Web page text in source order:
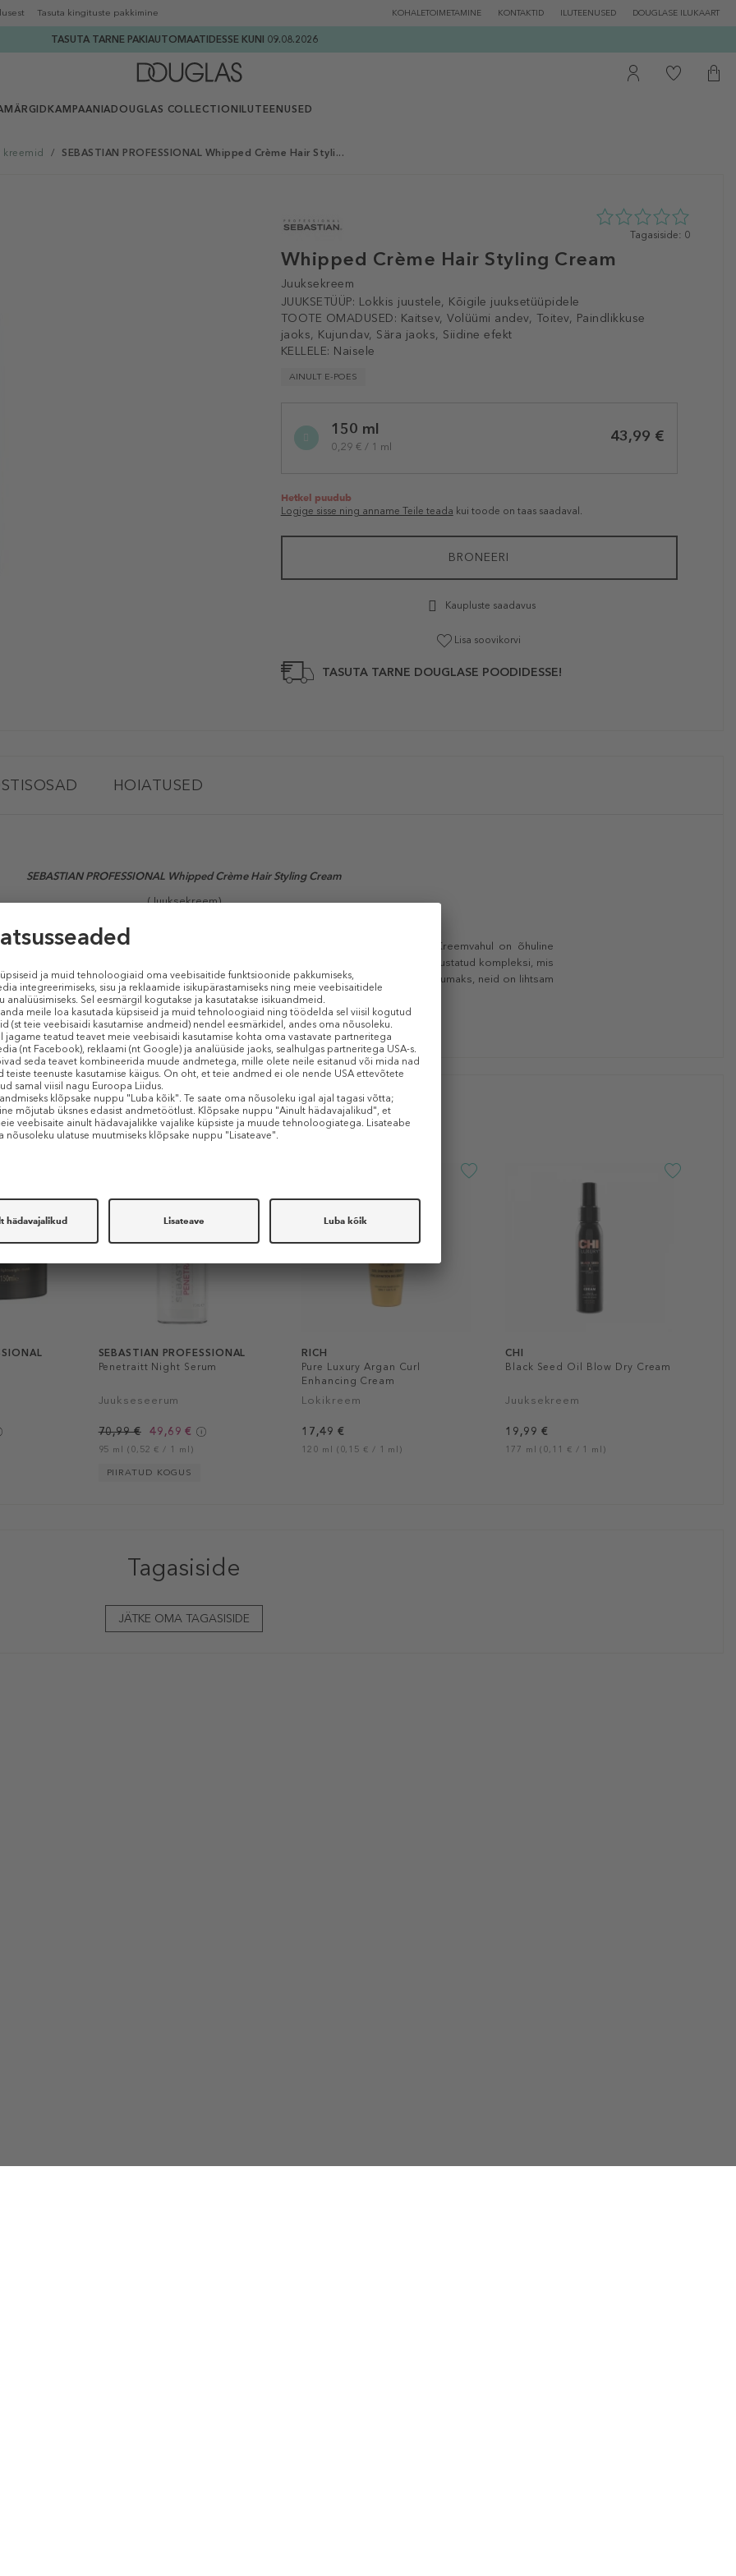
Tasuta kingituste pakkimine KOHALETOIMETAMINE KONTAKTID ILUTEENUSED DOUGLASE ILUKAART
TASUTA TARNE PAKIAUTOMAATIDESSE KUNI 09.08.2026
KAMPAANIADOUGLAS COLLECTION ILUTEENUSED
/ SEBASTIAN PROFESSIONAL Whipped Crème Hair Styli...
Whipped Crème Hair Styling Cream
Juuksekreem
JUUKSETÜÜP: Lokkis juustele, Kõigile juuksetüüpidele
TOOTE OMADUSED: Kaitsev, Volüümi andev, Toitev, Paindlikkuse
jaoks, Kujundav, Sära jaoks, Siidine efekt
KELLELE: Naisele
AINULT E-POES
0
Tagasiside: 0
variation150 ml
0,29 € / 1 ml
43,99 €
Hetkel puudub
Logige sisse ning anname Teile teada kui toode on taas saadaval.
BRONEERI
Kaupluste saadavus
Lisa soovikorvi
TASUTA TARNE DOUGLASE POODIDESSE!
HOIATUSED
SEBASTIAN PROFESSIONAL Whipped Crème Hair Styling Cream
(Juuksekreem)
sobib ideaalselt romantilisteks soenguteks ja õrnalt langevateks lokkideks. Kreemvahul on õhuline
hooldades õrnalt ja samas raskeks muutmata. Sisaldab proteiinide tasakaalustatud kompleksi, mis
nad säravaks ja meeldivalt pehmeks. Juuksed jäävad sõnakuulekamaks ja paindlikumaks, neid on lihtsam
Sarnased tooted
SEBASTIAN PROFESSIONAL
Penetraitt Night Serum
Juukseseerum
70,99 € 49,69 €
95 ml (0,52 € / 1 ml)
PIIRATUD KOGUS
RICH
Pure Luxury Argan Curl
Enhancing Cream
Lokikreem
17,49 €
120 ml (0,15 € / 1 ml)
CHI
Black Seed Oil Blow Dry Cream
Juuksekreem
19,99 €
177 ml (0,11 € / 1 ml)
Tagasiside
JÄTKE OMA TAGASISIDE